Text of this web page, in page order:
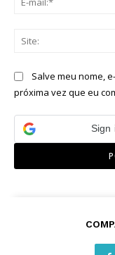
Salve meu nome,
próxima vez que eu
Sign